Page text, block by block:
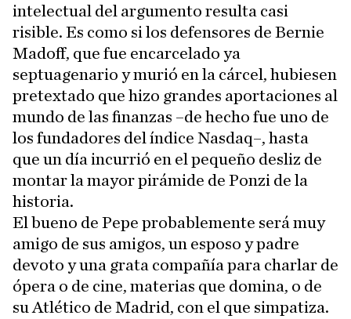
intelectual del argumento resulta casi
risible. Es como si los defensores de Bernie
Madoff, que fue encarcelado ya
septuagenario y murió en la cárcel, hubiesen
pretextado que hizo grandes aportaciones al
mundo de las finanzas –de hecho fue uno de
los fundadores del índice Nasdaq–, hasta
que un día incurrió en el pequeño desliz de
montar la mayor pirámide de Ponzi de la
historia.
El bueno de Pepe probablemente será muy
amigo de sus amigos, un esposo y padre
devoto y una grata compañía para charlar de
ópera o de cine, materias que domina, o de
su Atlético de Madrid, con el que simpatiza.